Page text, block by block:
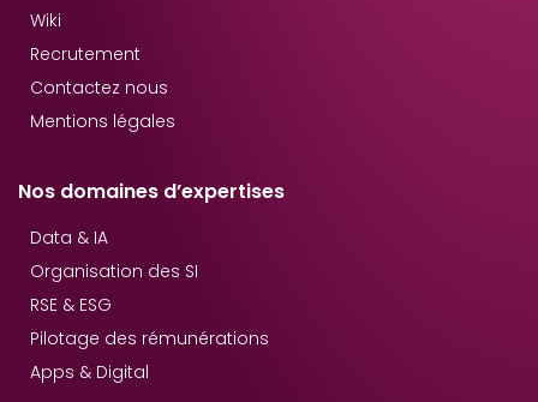
Wiki
Recrutement
Contactez nous
Mentions légales
Nos domaines d’expertises
Data & IA
Organisation des SI
RSE & ESG
Pilotage des rémunérations
Apps & Digital